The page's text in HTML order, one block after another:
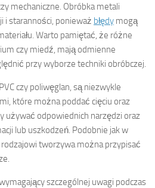
mechaniczne. Obróbka metali
i staranności, ponieważ błędy mogą
Warto pamiętać, że różne
czy miedź, mają odmienne
przy wyborze techniki obróbczej.
czy poliwęglan, są niezwykle
które można poddać cięciu oraz
używać odpowiednich narzędzi oraz
lub uszkodzeń. Podobnie jak w
tworzywa można przypisać
szczególnej uwagi podczas